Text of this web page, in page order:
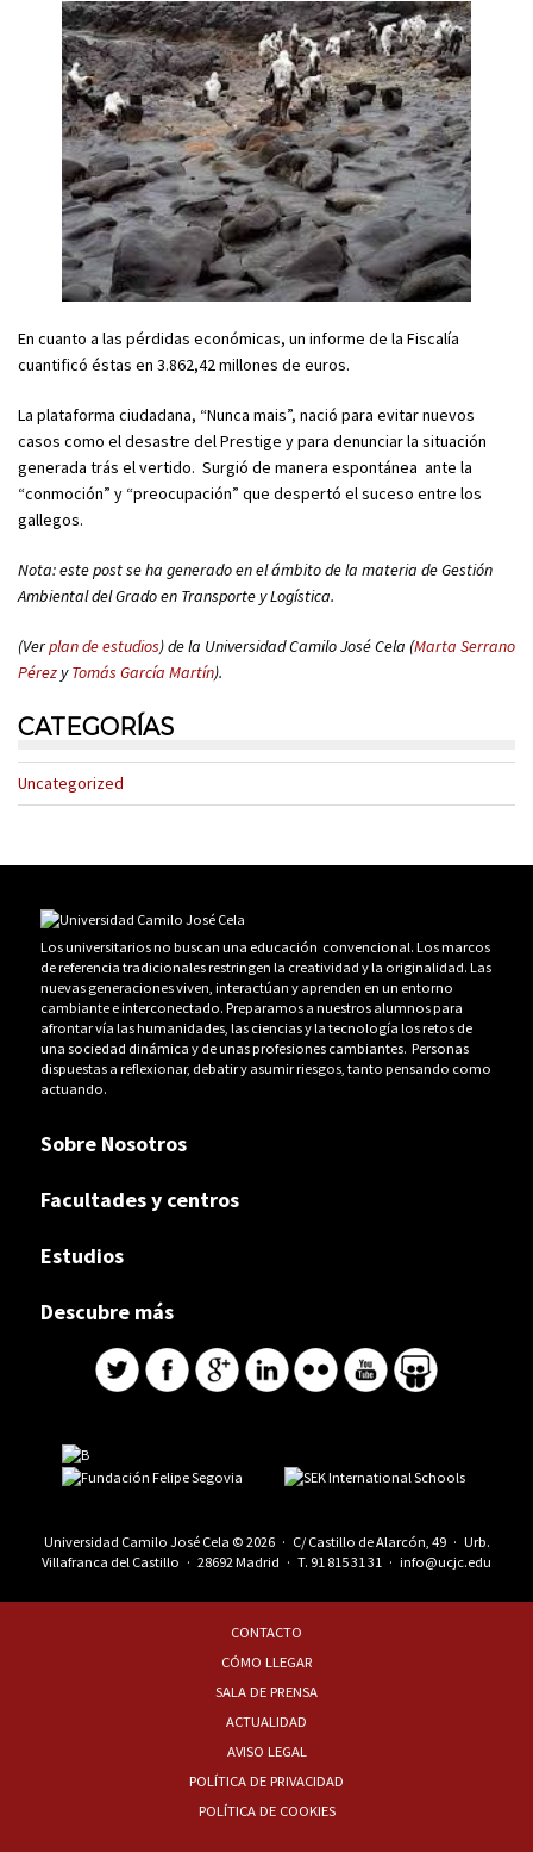
En cuanto a las pérdidas económicas, un informe de la Fiscalía
cuantificó éstas en 3.862,42 millones de euros.
La plataforma ciudadana, “Nunca mais”, nació para evitar nuevos
casos como el desastre del Prestige y para denunciar la situación
generada trás el vertido. Surgió de manera espontánea ante la
“conmoción” y “preocupación” que despertó el suceso entre los
gallegos.
Nota: este post se ha generado en el ámbito de la materia de Gestión
Ambiental del Grado en Transporte y Logística.
(Verplan de estudios) de la Universidad Camilo José Cela (Marta Serrano
Pérez yTomás García Martín).
CATEGORÍAS
Uncategorized
Los universitarios no buscan una educación convencional. Los marcos
de referencia tradicionales restringen la creatividad y la originalidad. Las
nuevas generaciones viven, interactúan y aprenden en un entorno
cambiante e interconectado. Preparamos a nuestros alumnos para
afrontar vía las humanidades, las ciencias y la tecnología los retos de
una sociedad dinámica y de unas profesiones cambiantes. Personas
dispuestas a reflexionar, debatir y asumir riesgos, tanto pensando como
actuando.
Sobre Nosotros
Facultades y centros
Estudios
Descubre más
Universidad Camilo José Cela © 2026 · C/ Castillo de Alarcón, 49 · Urb.
Villafranca del Castillo · 28692 Madrid · T. 91 815 31 31 · info@ucjc.edu
CONTACTO
CÓMO LLEGAR
SALA DE PRENSA
ACTUALIDAD
AVISO LEGAL
POLÍTICA DE PRIVACIDAD
POLÍTICA DE COOKIES